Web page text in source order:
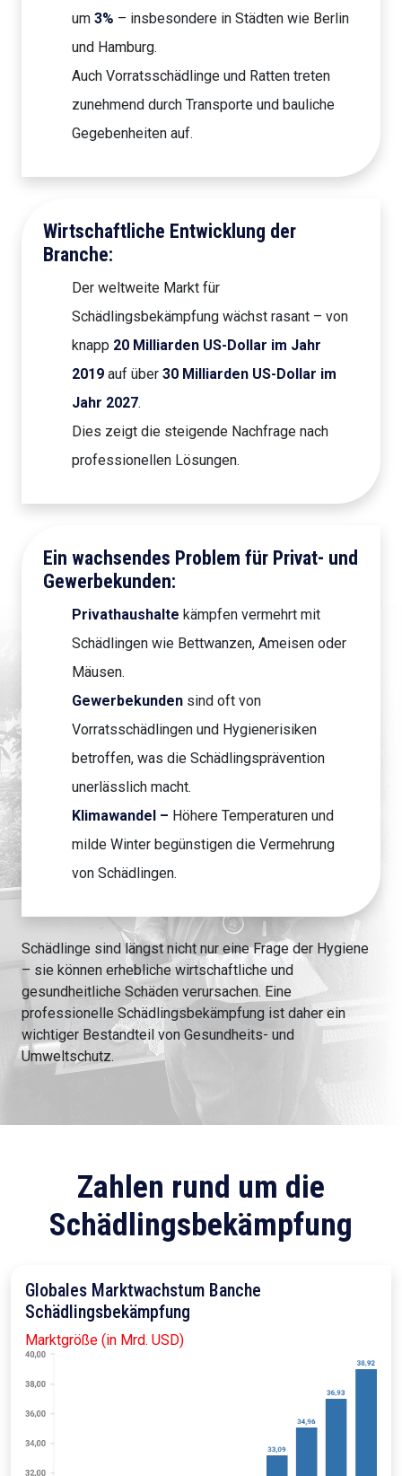
um 3% – insbesondere in Städten wie Berlin
und Hamburg.
Auch Vorratsschädlinge und Ratten treten
zunehmend durch Transporte und bauliche
Gegebenheiten auf.
Wirtschaftliche Entwicklung der
Branche:
Der weltweite Markt für
Schädlingsbekämpfung wächst rasant – von
knapp 20 Milliarden US-Dollar im Jahr
2019 auf über 30 Milliarden US-Dollar im
Jahr 2027.
Dies zeigt die steigende Nachfrage nach
professionellen Lösungen.
Ein wachsendes Problem für Privat- und
Gewerbekunden:
Privathaushalte kämpfen vermehrt mit
Schädlingen wie Bettwanzen, Ameisen oder
Mäusen.
Gewerbekunden sind oft von
Vorratsschädlingen und Hygienerisiken
betroffen, was die Schädlingsprävention
unerlässlich macht.
Klimawandel – Höhere Temperaturen und
milde Winter begünstigen die Vermehrung
von Schädlingen.
Schädlinge sind längst nicht nur eine Frage der Hygiene
– sie können erhebliche wirtschaftliche und
gesundheitliche Schäden verursachen. Eine
professionelle Schädlingsbekämpfung ist daher ein
wichtiger Bestandteil von Gesundheits- und
Umweltschutz.
Zahlen rund um die
Schädlingsbekämpfung
Globales Marktwachstum Banche
Schädlingsbekämpfung
Marktgröße (in Mrd. USD)